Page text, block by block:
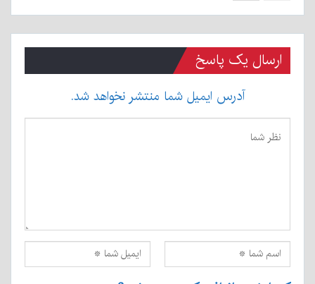
ارسال یک پاسخ
آدرس ایمیل شما منتشر نخواهد شد.